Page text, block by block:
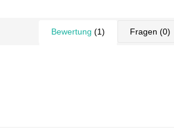
Bewertung (1) Fragen (0)